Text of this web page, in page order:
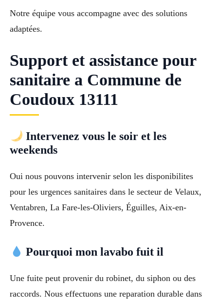
Notre équipe vous accompagne avec des solutions
adaptées.
Support et assistance pour
sanitaire a Commune de
Coudoux 13111
Intervenez vous le soir et les
weekends
Oui nous pouvons intervenir selon les disponibilites
pour les urgences sanitaires dans le secteur de Velaux,
Ventabren, La Fare-les-Oliviers, Éguilles, Aix-en-
Provence.
Pourquoi mon lavabo fuit il
Une fuite peut provenir du robinet, du siphon ou des
raccords. Nous effectuons une reparation durable dans